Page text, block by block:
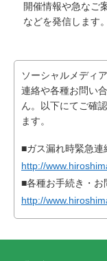
開催情報や急なご
などを発信します。
ソーシャルメディ
連絡や各種お問い
ん。以下にてご確
ます。
■ガス漏れ時緊急連
http://
■各種お手続き・お
http://